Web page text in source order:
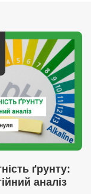
ґрунту:
аналіз